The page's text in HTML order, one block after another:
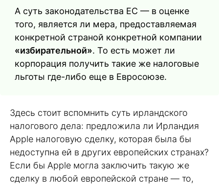
А суть законодательства ЕС — в оценке
того, является ли мера, предоставляемая
конкретной страной конкретной компании
«избирательной». То есть может ли
корпорация получить такие же налоговые
льготы где-либо еще в Евросоюзе.
Здесь стоит вспомнить суть ирландского
налогового дела: предложила ли Ирландия
Apple налоговую сделку, которая была бы
недоступна ей в других европейских странах?
Если бы Apple могла заключить такую же
сделку в любой европейской стране — то,